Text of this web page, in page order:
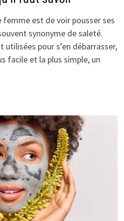
femme est de voir pousser ses
synonyme de saleté.
pour s’en débarrasser,
facile et la plus simple, un